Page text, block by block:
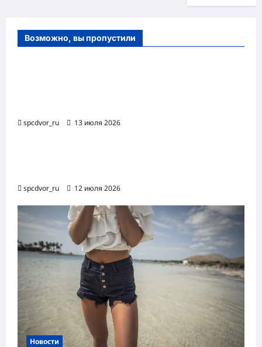
Возможно, вы пропустили
spcdvor_ru 13 июля 2026
spcdvor_ru 12 июля 2026
Новости